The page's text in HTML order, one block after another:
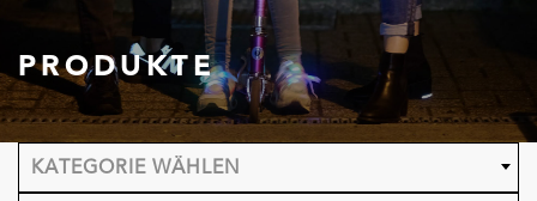
PRODUKTE
KATEGORIE WÄHLEN